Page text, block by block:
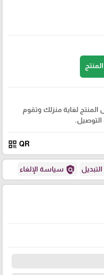
لغاية منزلك وتقوم
QR
qr_code
policy سياسة الإلغاء